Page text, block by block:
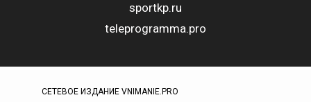
sportkp.ru
teleprogramma.pro
СЕТЕВОЕ ИЗДАНИЕ VNIMANIE.PRO